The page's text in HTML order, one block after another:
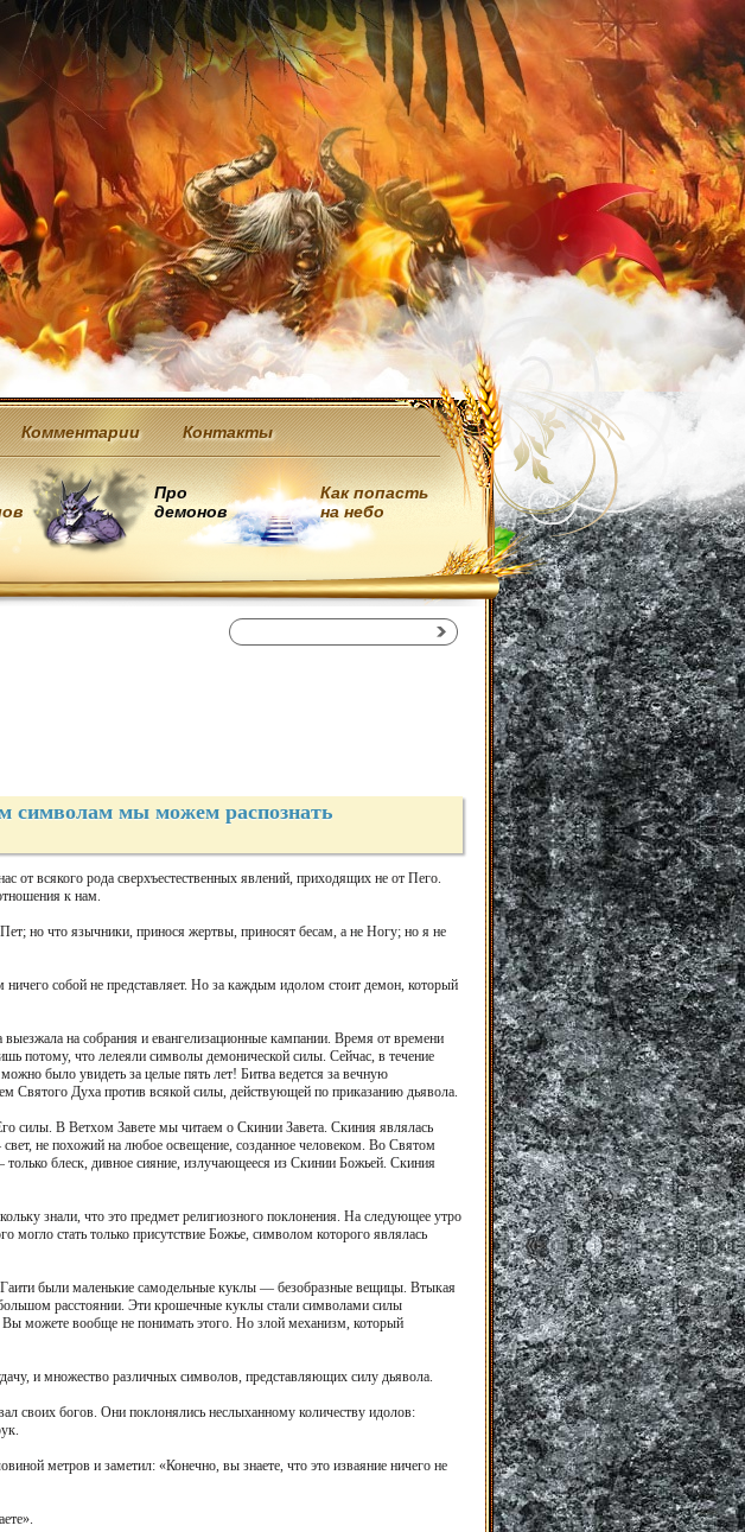
Комментарии Контакты
Про
демонов
Как попасть
на небо
символам мы можем распознать
от всякого рода сверхъестественных явлений, приходящих не от Пего.
к нам.
но что язычники, принося жертвы, приносят бесам, а не Ногу; но я не
собой не представляет. Но за каждым идолом стоит демон, который
на собрания и евангелизационные кампании. Время от времени
потому, что лелеяли символы демонической силы. Сейчас, в течение
было увидеть за целые пять лет! Битва ведется за вечную
Святого Духа против всякой силы, действующей по приказанию дьявола.
силы. В Ветхом Завете мы читаем о Скинии Завета. Скиния являлась
не похожий на любое освещение, созданное человеком. Во Святом
только блеск, дивное сияние, излучающееся из Скинии Божьей. Скиния
знали, что это предмет религиозного поклонения. На следующее утро
стать только присутствие Божье, символом которого являлась
были маленькие самодельные куклы — безобразные вещицы. Втыкая
расстоянии. Эти крошечные куклы стали символами силы
можете вообще не понимать этого. Но злой механизм, который
и множество различных символов, представляющих силу дьявола.
своих богов. Они поклонялись неслыханному количеству идолов:
метров и заметил: «Конечно, вы знаете, что это изваяние ничего не